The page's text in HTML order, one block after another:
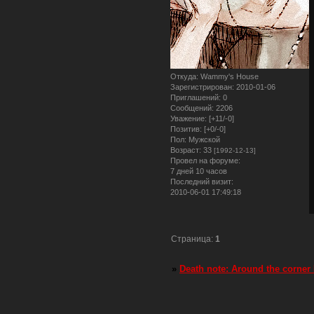
Откуда: Wammy's House
Зарегистрирован: 2010-01-06
Приглашений: 0
Сообщений: 2206
Уважение: [+11/-0]
Позитив: [+0/-0]
Пол: Мужской
Возраст: 33 [1992-12-13]
Провел на форуме:
7 дней 10 часов
Последний визит:
2010-06-01 17:49:18
Страница:1
» Death note: Around the corner